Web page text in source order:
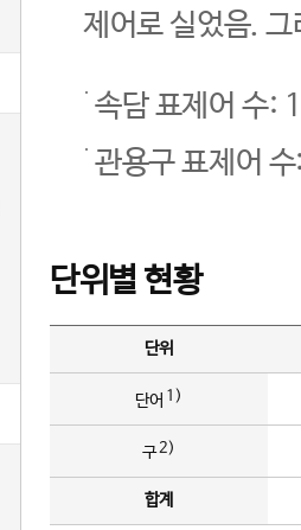
제어로 실었음.
속담 표제어 수:
관용구 표제어
단위별 현황
단위
단어 1)
구2)
합계